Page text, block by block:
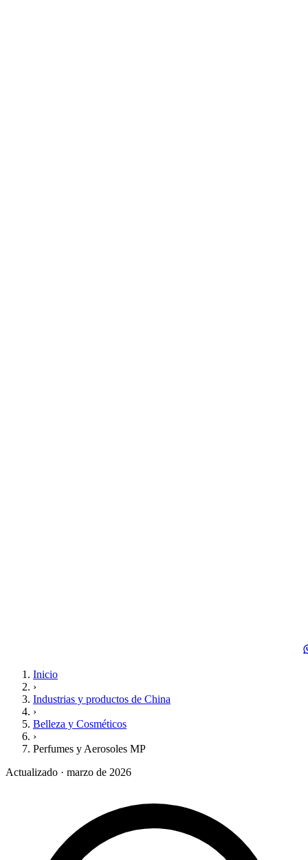
Inicio
›
Industrias y productos de China
›
Belleza y Cosméticos
›
Perfumes y Aerosoles MP
Actualizado · marzo de 2026